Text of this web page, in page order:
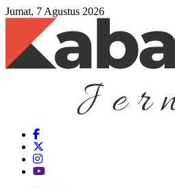
Jumat, 7 Agustus 2026